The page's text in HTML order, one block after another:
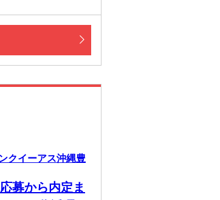
クイーアス沖縄豊
募から内定ま